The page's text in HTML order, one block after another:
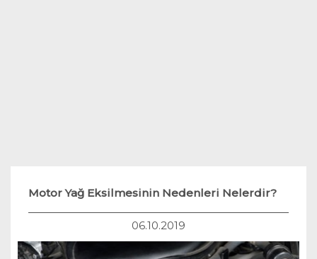
Motor Yağ Eksilmesinin Nedenleri Nelerdir?
06.10.2019